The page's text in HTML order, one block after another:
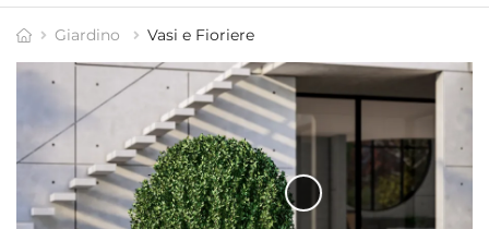
Giardino Vasi e Fioriere